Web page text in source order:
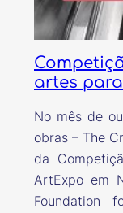
artes
No mês de
obras – The
da
ArtExpo em
Foundation